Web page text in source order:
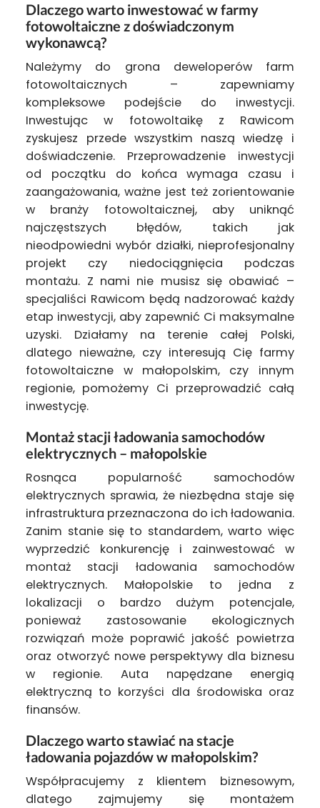
Dlaczego warto inwestować w farmy
fotowoltaiczne z doświadczonym
wykonawcą?
Należymy do grona deweloperów farm
fotowoltaicznych – zapewniamy
kompleksowe podejście do inwestycji.
Inwestując w fotowoltaikę z Rawicom
zyskujesz przede wszystkim naszą wiedzę i
doświadczenie. Przeprowadzenie inwestycji
od początku do końca wymaga czasu i
zaangażowania, ważne jest też zorientowanie
w branży fotowoltaicznej, aby uniknąć
najczęstszych błędów, takich jak
nieodpowiedni wybór działki, nieprofesjonalny
projekt czy niedociągnięcia podczas
montażu. Z nami nie musisz się obawiać –
specjaliści Rawicom będą nadzorować każdy
etap inwestycji, aby zapewnić Ci maksymalne
uzyski. Działamy na terenie całej Polski,
dlatego nieważne, czy interesują Cię farmy
fotowoltaiczne w małopolskim, czy innym
regionie, pomożemy Ci przeprowadzić całą
inwestycję.
Montaż stacji ładowania samochodów
elektrycznych – małopolskie
Rosnąca popularność samochodów
elektrycznych sprawia, że niezbędna staje się
infrastruktura przeznaczona do ich ładowania.
Zanim stanie się to standardem, warto więc
wyprzedzić konkurencję i zainwestować w
montaż stacji ładowania samochodów
elektrycznych. Małopolskie to jedna z
lokalizacji o bardzo dużym potencjale,
ponieważ zastosowanie ekologicznych
rozwiązań może poprawić jakość powietrza
oraz otworzyć nowe perspektywy dla biznesu
w regionie. Auta napędzane energią
elektryczną to korzyści dla środowiska oraz
finansów.
Dlaczego warto stawiać na stacje
ładowania pojazdów w małopolskim?
Współpracujemy z klientem biznesowym,
dlatego zajmujemy się montażem